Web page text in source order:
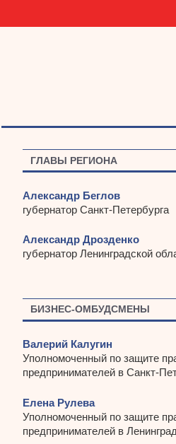
ГЛАВЫ РЕГИОНА
Александр Беглов
губернатор Санкт-Петербурга
Александр Дрозденко
губернатор Ленинградской
БИЗНЕС-ОМБУДСМЕНЫ
Валерий Калугин
Уполномоченный по защите
предпринимателей в Санкт-
Елена Рулева
Уполномоченный по защите
предпринимателей в